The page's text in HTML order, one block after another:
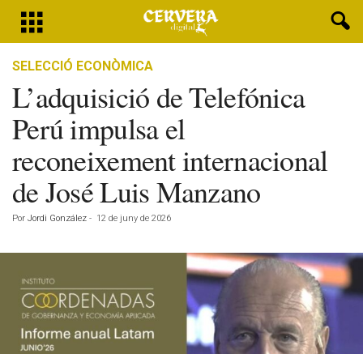
SELECCIÓ ECONÒMICA
L’adquisició de Telefónica
Perú impulsa el
reconeixement internacional
de José Luis Manzano
Por Jordi González - 12 de juny de 2026